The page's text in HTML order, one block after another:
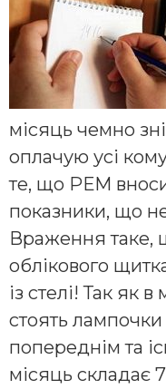
місяць чемно
оплачую усі
те, що РЕМ
показники, що
Враження таке,
облікового
із стелі! Так як
стоять
попереднім та
місяць складає